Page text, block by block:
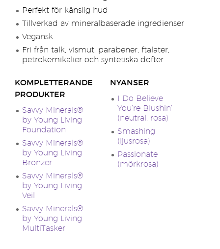
Perfekt för känslig hud
Tillverkad av mineralbaserade ingredienser
Vegansk
Fri från talk, vismut, parabener, ftalater,
petrokemikalier och syntetiska dofter
KOMPLETTERANDE
PRODUKTER
Savvy Minerals®
by Young Living
Foundation
Savvy Minerals®
by Young Living
Bronzer
Savvy Minerals®
by Young Living
Veil
Savvy Minerals®
by Young Living
MultiTasker
NYANSER
I Do Believe
You’re Blushin’
(neutral, rosa)
Smashing
(ljusrosa)
Passionate
(mörkrosa)